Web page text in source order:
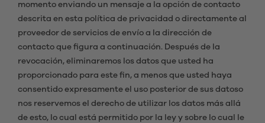
momento enviando un mensaje a la opción de contacto
descrita en esta política de privacidad o directamente al
proveedor de servicios de envío a la dirección de
contacto que figura a continuación. Después de la
revocación, eliminaremos los datos que usted ha
proporcionado para este fin, a menos que usted haya
consentido expresamente el uso posterior de sus datoso
nos reservemos el derecho de utilizar los datos más allá
de esto, lo cual está permitido por la ley y sobre lo cual le